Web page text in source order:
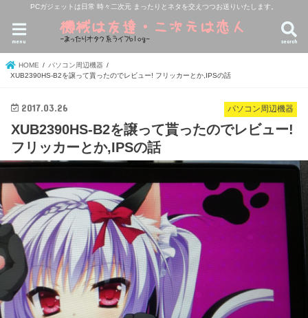
PCガジェットは日常 時々二次元 まったりとネタを交えつつお送りいたします。
search
menu
HOME
パソコン周辺機器
XUB2390HS-B2を譲って貰ったのでレビュー! フリッカーとか,IPSの話
パソコン周辺機器
2017.03.26
XUB2390HS-B2を譲って貰ったのでレビュー!
フリッカーとか,IPSの話